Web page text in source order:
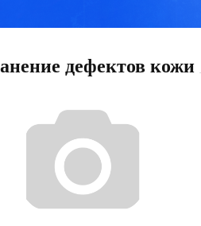
дефектов кожи